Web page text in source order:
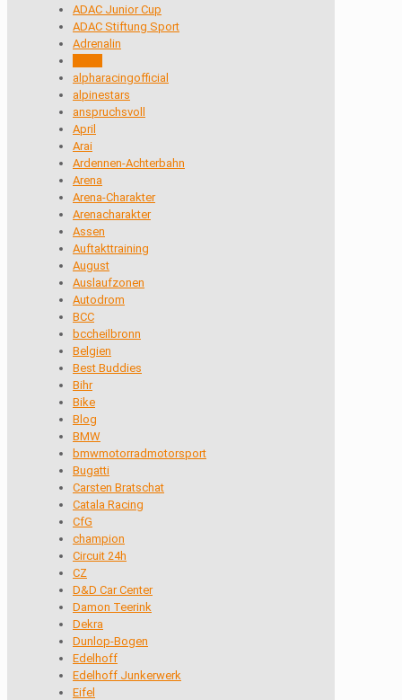
ADAC Junior Cup
ADAC Stiftung Sport
Adrenalin
alpharacingofficial
alpinestars
anspruchsvoll
April
Arai
Ardennen-Achterbahn
Arena
Arena-Charakter
Arenacharakter
Assen
Auftakttraining
August
Auslaufzonen
Autodrom
BCC
bccheilbronn
Belgien
Best Buddies
Bihr
Bike
Blog
BMW
bmwmotorradmotorsport
Bugatti
Carsten Bratschat
Catala Racing
CfG
champion
Circuit 24h
CZ
D&D Car Center
Damon Teerink
Dekra
Dunlop-Bogen
Edelhoff
Edelhoff Junkerwerk
Eifel